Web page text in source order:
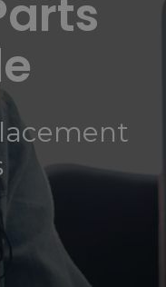
มาตรฐาน
EN255-3 คือ
23
แท่นผู้นำ
ร้อนฮีทปั้ม
ก.พลังงาน
รับรอง
พฤษภาคม
พบนวัตกรรม
พลังงาน ในงาน